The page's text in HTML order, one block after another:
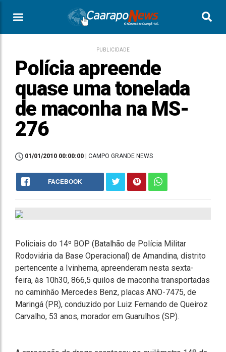
PUBLICIDADE
Polícia apreende
quase uma tonelada
de maconha na MS-
276
01/01/2010 00:00:00 | CAMPO GRANDE NEWS
FACEBOOK
Policiais do 14º BOP (Batalhão de Polícia Militar
Rodoviária da Base Operacional) de Amandina, distrito
pertencente a Ivinhema, apreenderam nesta sexta-
feira, às 10h30, 866,5 quilos de maconha transportadas
no caminhão Mercedes Benz, placas ANO-7475, de
Maringá (PR), conduzido por Luiz Fernando de Queiroz
Carvalho, 53 anos, morador em Guarulhos (SP).